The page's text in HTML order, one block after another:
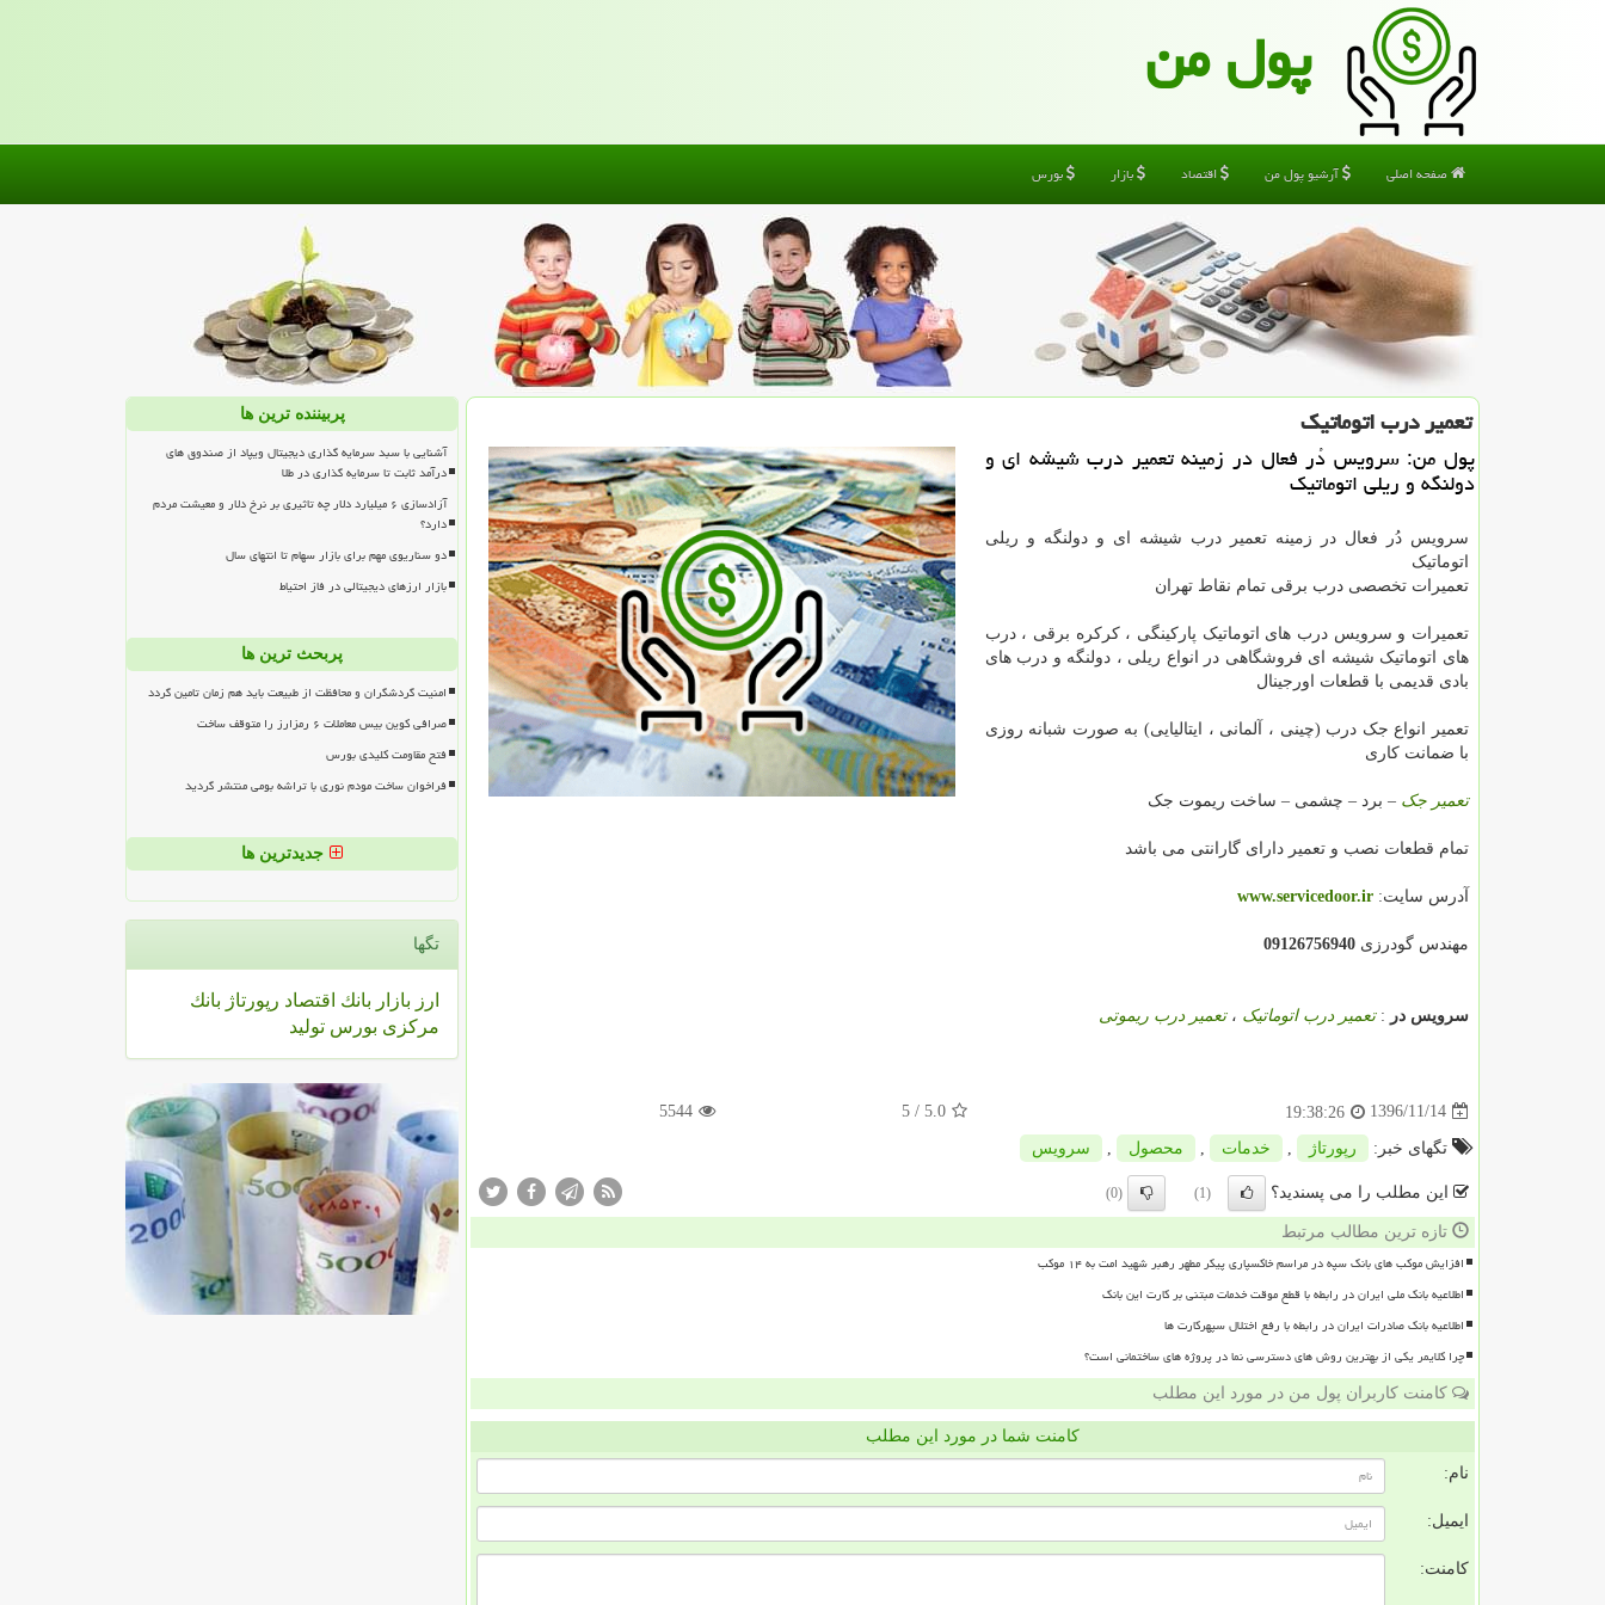
پول من
صفحه اصلی آرشیو پول من اقتصاد بازار بورس
تعمیر درب اتوماتیك
پول من: سرویس دُر فعال در زمینه تعمیر درب شیشه ای و
دولنگه و ریلی اتوماتیك
سرویس دُر فعال در زمینه تعمیر درب شیشه ای و دولنگه و ریلی
اتوماتیک
تعمیرات تخصصی درب برقی تمام نقاط تهران
تعمیرات و سرویس درب های اتوماتیک پارکینگی ، کرکره برقی ، درب
های اتوماتیک شیشه ای فروشگاهی در انواع ریلی ، دولنگه و درب های
بادی قدیمی با قطعات اورجینال
تعمیر انواع جک درب (چینی ، آلمانی ، ایتالیایی) به صورت شبانه روزی
با ضمانت کاری
تعمیر جک – برد – چشمی – ساخت ریموت جک
تمام قطعات نصب و تعمیر دارای گارانتی می باشد
آدرس سایت: www.servicedoor.ir
مهندس گودرزی 09126756940
سرویس در : تعمیر درب اتوماتیک ،تعمیر درب ریموتی
1396/11/14
19:38:26
5.0
/ 5
5544
تگهای خبر: رپورتاژ خدمات محصول سرویس
این مطلب را می پسندید؟ (1)
(0)
تازه ترین مطالب مرتبط
افزایش موکب های بانک سپه در مراسم خاکسپاری پیکر مطهر رهبر شهید امت به ۱۴ موکب
اطلاعیه بانک ملی ایران در رابطه با قطع موقت خدمات مبتنی بر کارت این بانک
اطلاعیه بانک صادرات ایران در رابطه با رفع اختلال سپهرکارت ها
چرا کلایمر یکی از بهترین روش های دسترسی نما در پروژه های ساختمانی است؟
کامنت کاربران پول من در مورد این مطلب
کامنت شما در مورد این مطلب
نام:
ایمیل:
کامنت:
پربیننده ترین ها
آشنایی با سبد سرمایه گذاری دیجیتال ویپاد از صندوق های
درآمد ثابت تا سرمایه گذاری در طلا
آزادسازی ۶ میلیارد دلار چه تاثیری بر نرخ دلار و معیشت مردم
دارد؟
دو سناریوی مهم برای بازار سهام تا انتهای سال
بازار ارزهای دیجیتالی در فاز احتیاط
پربحث ترین ها
امنیت گردشگران و محافظت از طبیعت باید هم زمان تامین گردد
صرافی کوین بیس معاملات ۶ رمزارز را متوقف ساخت
فتح مقاومت کلیدی بورس
فراخوان ساخت مودم نوری با تراشه بومی منتشر گردید
جدیدترین ها
تگها
ارز بازار بانك اقتصاد رپورتاژ بانك
مركزی بورس تولید